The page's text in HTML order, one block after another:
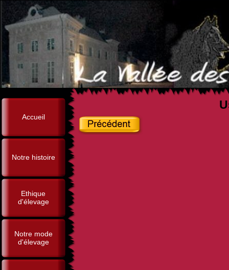
Accueil
Notre histoire
Ethique
d'élevage
Notre mode
d'élevage